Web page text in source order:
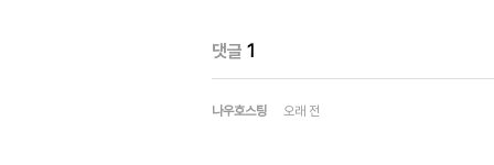
댓글 1
나우호스팅 오래 전